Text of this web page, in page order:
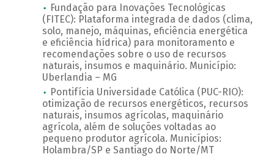
Fundação para Inovações Tecnológicas
(FITEC): Plataforma integrada de dados (clima,
solo, manejo, máquinas, eficiência energética
e eficiência hídrica) para monitoramento e
recomendações sobre o uso de recursos
naturais, insumos e maquinário. Município:
Uberlandia – MG
Pontifícia Universidade Católica (PUC-RIO):
otimização de recursos energéticos, recursos
naturais, insumos agrícolas, maquinário
agrícola, além de soluções voltadas ao
pequeno produtor agrícola. Municípios:
Holambra/SP e Santiago do Norte/MT